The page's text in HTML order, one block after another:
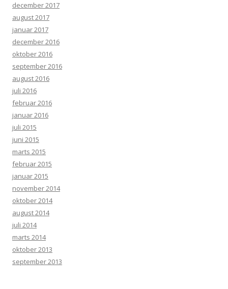
december 2017
august 2017
januar 2017
december 2016
oktober 2016
september 2016
august 2016
juli 2016
februar 2016
januar 2016
juli 2015
juni 2015
marts 2015
februar 2015
januar 2015
november 2014
oktober 2014
august 2014
juli 2014
marts 2014
oktober 2013
september 2013